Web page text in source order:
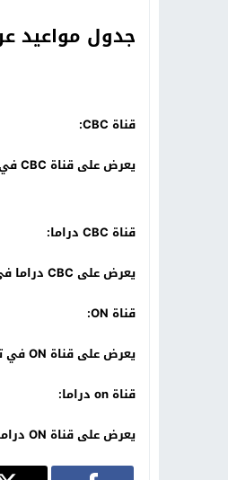
جدول مواعيد
قناة CBC:
يعرض على قناة CBC في تمام الساعة 8:30 مساء والإعادة تكون الساعة 11:00 صباحًا والساعة 1:30 صباحًا.
قناة CBC دراما:
يعرض على CBC دراما في تمام الساعة 10:30 مساء، والإعادة الأولى 2:45 صباحا، والإعادة الثانية 7:30 صباحا.
قناة ON:
يعرض على قناة ON في تمام الساعة 12:15 صباحًا والإعادة تكون الساعة 8:00 صباحًا.
قناة on دراما:
يعرض على قناة ON دراما في تمام الساعة 6:00 مساء والإعادة تكون الساعة ال 4:30 صباحًا.